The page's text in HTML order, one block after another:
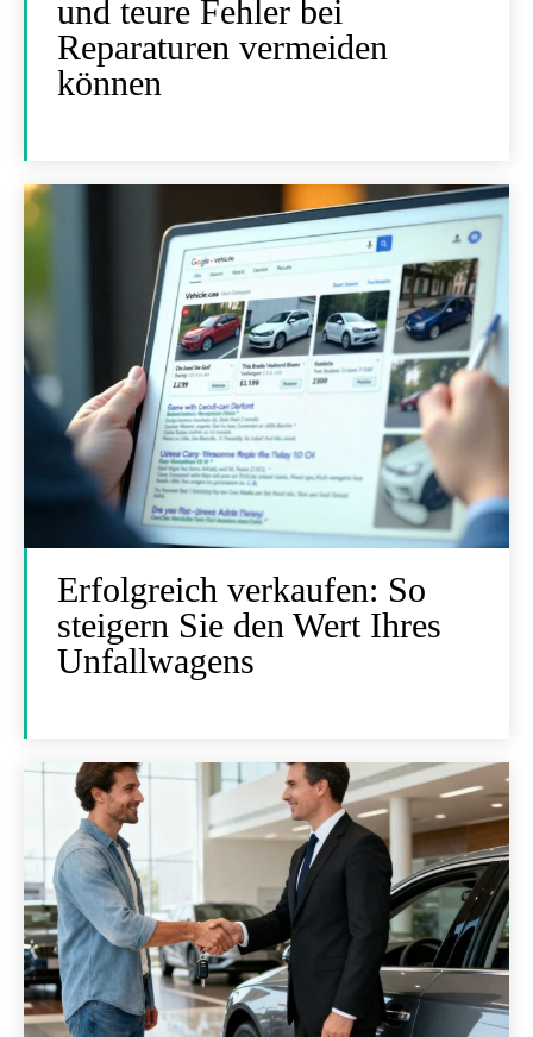
und teure Fehler bei
Reparaturen vermeiden
können
Erfolgreich verkaufen: So
steigern Sie den Wert Ihres
Unfallwagens